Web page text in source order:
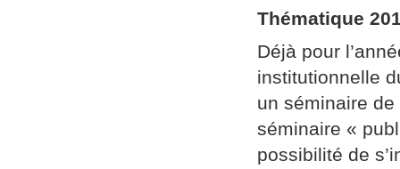
Thématique
Déjà pour
institutionnelle
un séminaire
séminaire «
possibilité de